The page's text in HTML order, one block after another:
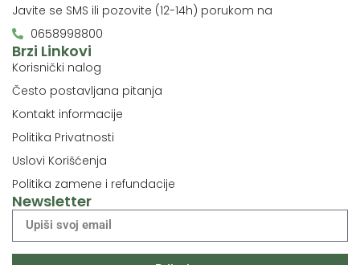
Brzi Linkovi
Korisnički nalog
Često postavljana pitanja
Kontakt informacije
Politika Privatnosti
Uslovi Korišćenja
Politika zamene i refundacije
Javite se SMS ili pozovite (12-14h) porukom na
0658998800
Newsletter